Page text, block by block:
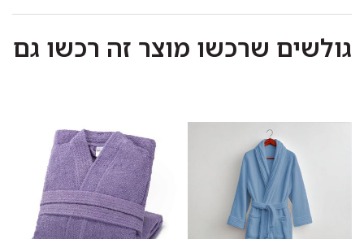
40 מעלות.
כביסה ראשונה בנפרד.
לתלות מיד בגמר הכביסה במקום מוצל.
גולשים שרכשו מוצר זה רכשו גם